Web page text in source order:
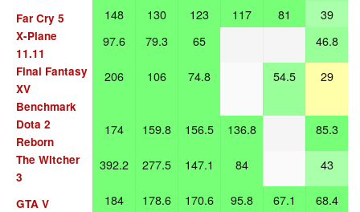
Far Cry 5 148 130 123 117 81 39
X-Plane
11.11
97.6 79.3 65 46.8
Final Fantasy
XV
Benchmark
206 106 74.8 54.5 29
Dota 2
Reborn
174 159.8 156.5 136.8 85.3
The Witcher
3
392.2 277.5 147.1 84 43
GTA V 184 178.6 170.6 95.8 67.1 68.4